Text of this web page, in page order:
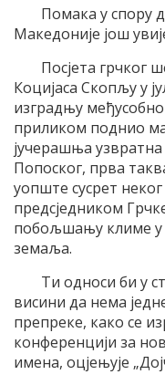
Помака у спору
Македоније још
Посјета грчког
Коцијаса Скопљу у
изградњу
приликом поднио
јучерашња
Попоског, прва
уопште сусрет
предсједником
побољшању климе у
земаља.
Ти односи би у
висини да нема
препреке, како се
конференцији за
имена, оцјењује